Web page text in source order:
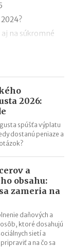
na súkromné
(ESOP) od roku
od roku 2024
roku 2023
2026:
spúšťa výplatu
dostanú peniaze a
a
obsahu:
zameria na
daňových a
ktoré dosahujú
sietí a
a na čo sa